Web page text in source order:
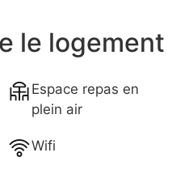
le logement
Espace repas en
plein air
Wifi